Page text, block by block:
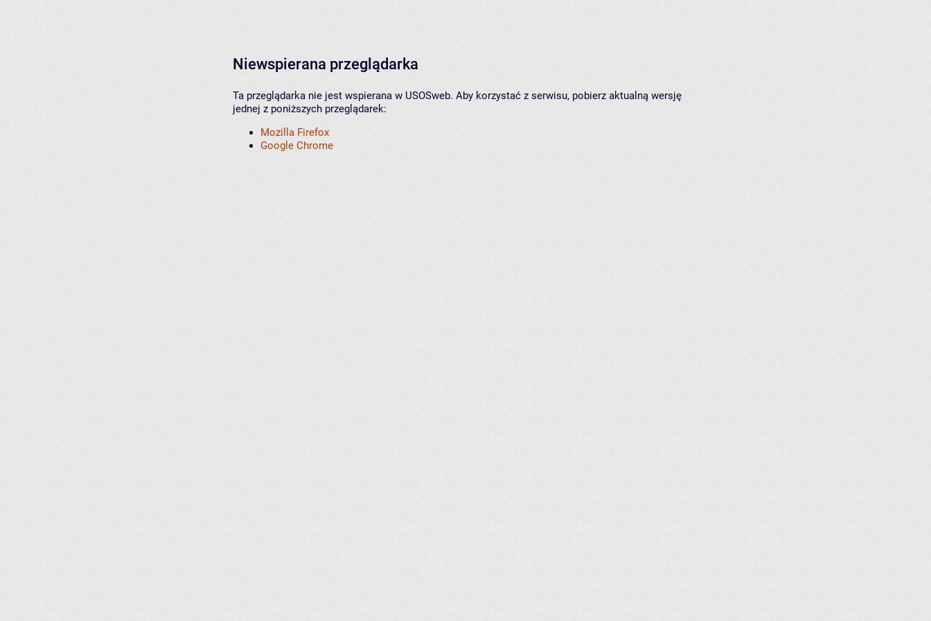
Niewspierana przeglądarka
Ta przeglądarka nie jest wspierana w USOSweb. Aby korzystać z serwisu, pobierz aktualną wersję
jednej z poniższych przeglądarek:
Mozilla Firefox
Google Chrome